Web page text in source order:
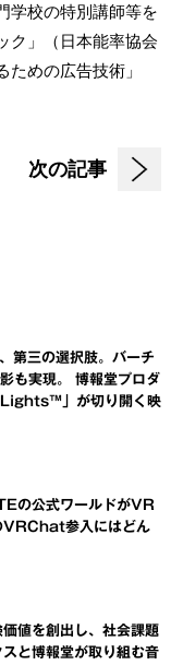
学校の特別講師等を
ク」（日本能率協会
めの広告技術」
次の記事
第三の選択肢。バーチ
も実現。 博報堂プロダ
」が切り開く映
公式ワールドがVR
VRChat参入にはどん
値を創出し、社会課題
と博報堂が取り組む音